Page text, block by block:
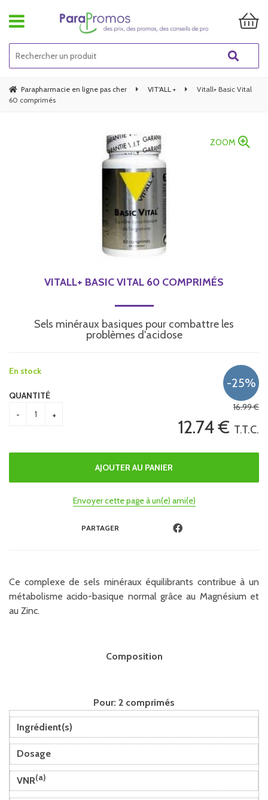
Parapharmacie en ligne pas cher VIT'ALL +
Vitall+ Basic Vital
60 comprimés
ZOOM
VITALL+ BASIC VITAL 60 COMPRIMÉS
Sels minéraux basiques pour combattre les
problèmes d'acidose
16.99€
12.74€ T.T.C.
En stock
QUANTITÉ
Envoyer cette page à un(e) ami(e)
PARTAGER
Ce complexe de sels minéraux équilibrants contribue à un
métabolisme acido-basique normal grâce au Magnésium et
au Zinc.
Composition
Pour: 2 comprimés
Ingrédient(s)
Dosage
VNR(a)